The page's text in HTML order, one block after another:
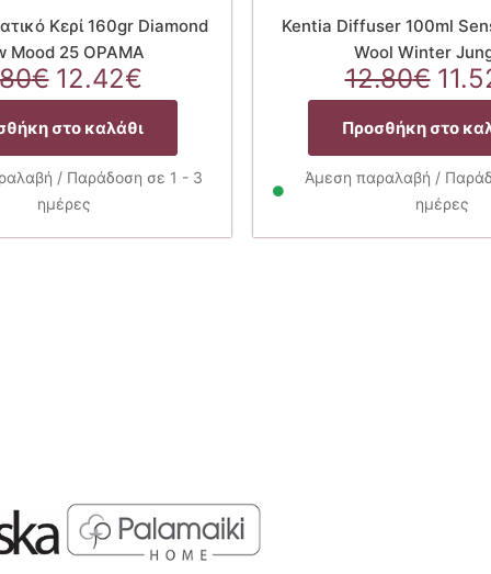
Κερί 160gr Diamond
Mood 25 ΟΡΑΜΑ
€ Original
price
was:
13.80€.
12.42€Η
τρέχουσα
τιμή
είναι:
12.42€.
στο καλάθι
/ Παράδοση σε 1 - 3
ημέρες
Kentia Diffuser 100ml
Wool Winter
12.80€
Προσθήκη στο
Άμεση παραλαβή /
ημέρες